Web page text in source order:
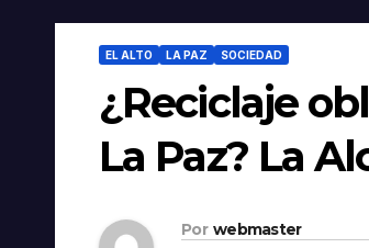
EL ALTO LA PAZ SOCIEDAD
¿Reciclaje
La Paz? La
Por webmaster